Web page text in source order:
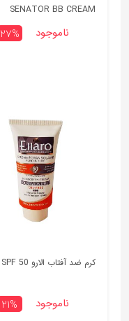
SENATOR BB CREAM
27% ناموجود
کرم ضد آفتاب الارو SPF 50
21% ناموجود